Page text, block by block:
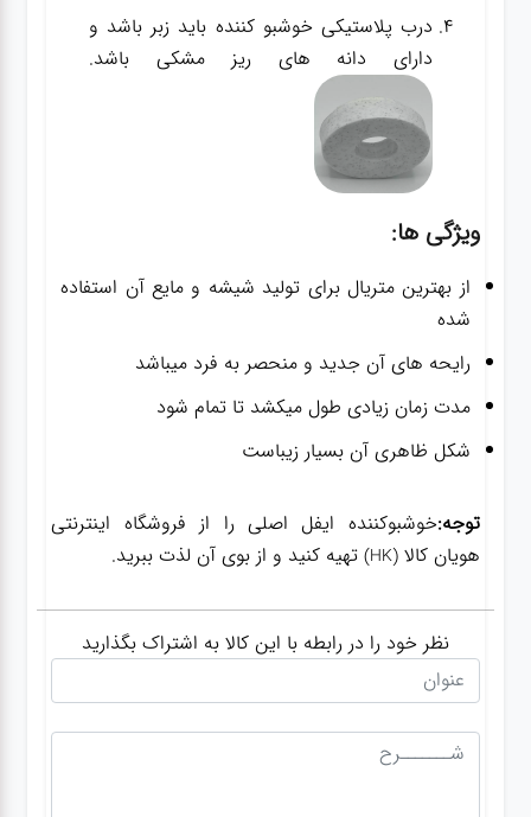
درب پلاستیکی خوشبو کننده باید زبر باشد و
دارای دانه های ریز مشکی باشد.
ویژگی ها:
از بهترین متریال برای تولید شیشه و مایع آن استفاده
شده
رایحه های آن جدید و منحصر به فرد میباشد
مدت زمان زیادی طول میکشد تا تمام شود
شکل ظاهری آن بسیار زیباست
توجه:خوشبوکننده ایفل اصلی را از فروشگاه اینترنتی
هویان کالا(HK) تهیه کنید و از بوی آن لذت ببرید.
نظر خود را در رابطه با این کالا به اشتراک بگذارید